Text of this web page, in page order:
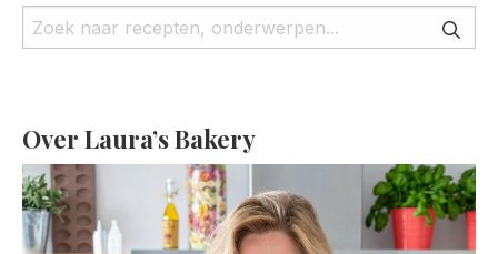
Over Laura’s Bakery